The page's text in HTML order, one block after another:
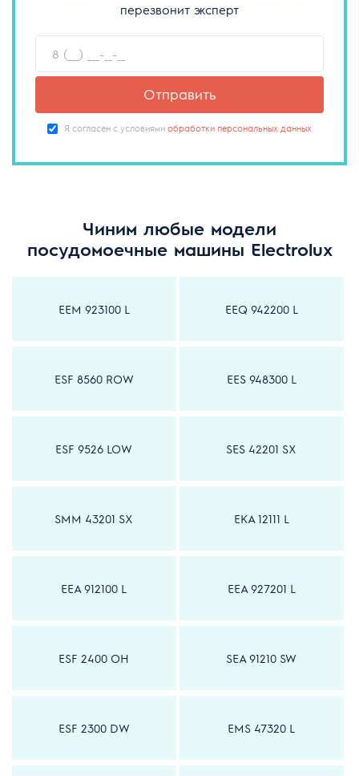
перезвонит эксперт
Отправить
Я согласен с условиями обработки персональных данных
Чиним любые модели
посудомоечные машины Electrolux
EEM 923100 L EEQ 942200 L
ESF 8560 ROW EES 948300 L
ESF 9526 LOW SES 42201 SX
SMM 43201 SX EKA 12111 L
EEA 912100 L EEA 927201 L
ESF 2400 OH SEA 91210 SW
ESF 2300 DW EMS 47320 L